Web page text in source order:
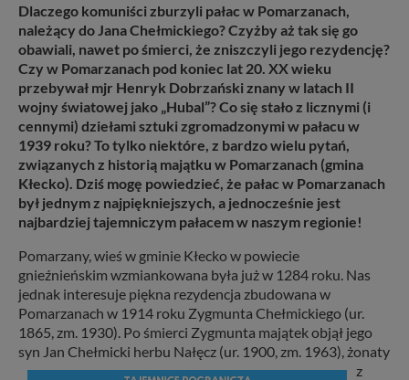
Dlaczego komuniści zburzyli pałac w Pomarzanach,
należący do Jana Chełmickiego? Czyżby aż tak się go
obawiali, nawet po śmierci, że zniszczyli jego rezydencję?
Czy w Pomarzanach pod koniec lat 20. XX wieku
przebywał mjr Henryk Dobrzański znany w latach II
wojny światowej jako „Hubal”? Co się stało z licznymi (i
cennymi) dziełami sztuki zgromadzonymi w pałacu w
1939 roku? To tylko niektóre, z bardzo wielu pytań,
związanych z historią majątku w Pomarzanach (gmina
Kłecko). Dziś mogę powiedzieć, że pałac w Pomarzanach
był jednym z najpiękniejszych, a jednocześnie jest
najbardziej tajemniczym pałacem w naszym regionie!
Pomarzany, wieś w gminie Kłecko w powiecie
gnieźnieńskim wzmiankowana była już w 1284 roku. Nas
jednak interesuje piękna rezydencja zbudowana w
Pomarzanach w 1914 roku Zygmunta Chełmickiego (ur.
1865, zm. 1930). Po śmierci Zygmunta majątek objął jego
syn Jan Chełmicki herbu Nałęcz (ur. 1900, zm. 1963), żonaty
z